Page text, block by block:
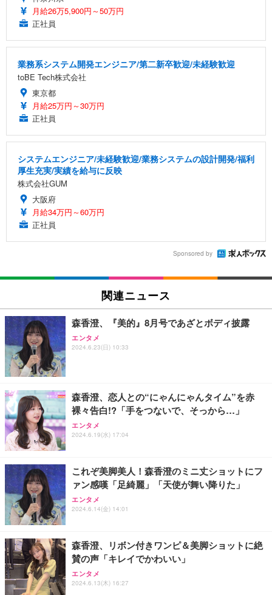
月給26万5,900円～50万円
正社員
業務系システム開発エンジニア/第二新卒歓迎/未経験歓迎
toBE Tech株式会社
東京都
月給25万円～30万円
正社員
システムエンジニア/未経験歓迎/業務システムの設計開発/福利
厚生充実/実績を給与に反映
株式会社GUM
大阪府
月給34万円～60万円
正社員
Sponsored by
関連ニュース
森香澄、『美的』8月号であざとボディ披露
エンタメ
2024.6.23(日) 10:33
森香澄、恋人との“にゃんにゃんタイム”を赤
裸々告白!?「手をつないで、そっから…」
エンタメ
2024.6.19(水) 17:04
これぞ美脚美人！森香澄のミニ丈ショットにフ
ァン感嘆「足綺麗」「天使が舞い降りた」
エンタメ
2024.6.14(金) 14:01
森香澄、リボン付きワンピ＆美脚ショットに絶
賛の声「キレイでかわいい」
エンタメ
2024.6.13(木) 16:27